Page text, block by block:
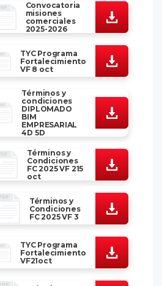
Convocatoria
misiones
comerciales
2025-2026
TYC Programa
Fortalecimiento
VF 8 oct
Términos y
condiciones
DIPLOMADO
BIM
EMPRESARIAL
4D 5D
Términos y
Condiciones
FC 2025 VF 215
oct
Términos y
Condiciones
FC 2025 VF 3
TYC Programa
Fortalecimiento
VF21oct